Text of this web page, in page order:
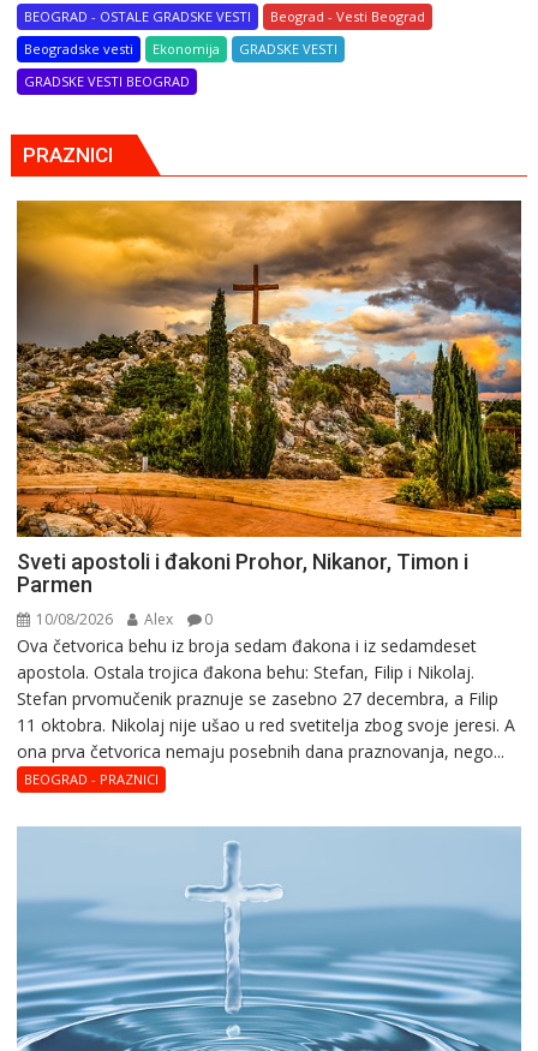
BEOGRAD - OSTALE GRADSKE VESTI
Beograd - Vesti Beograd
Beogradske vesti
Ekonomija
GRADSKE VESTI
GRADSKE VESTI BEOGRAD
PRAZNICI
Sveti apostoli i đakoni Prohor, Nikanor, Timon i
Parmen
10/08/2026 Alex 0
Ova četvorica behu iz broja sedam đakona i iz sedamdeset
apostola. Ostala trojica đakona behu: Stefan, Filip i Nikolaj.
Stefan prvomučenik praznuje se zasebno 27 decembra, a Filip
11 oktobra. Nikolaj nije ušao u red svetitelja zbog svoje jeresi. A
ona prva četvorica nemaju posebnih dana praznovanja, nego...
BEOGRAD - PRAZNICI